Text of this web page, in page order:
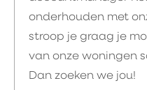
onderhouden met
stroop je graag je
van onze woningen
Dan zoeken we jou!